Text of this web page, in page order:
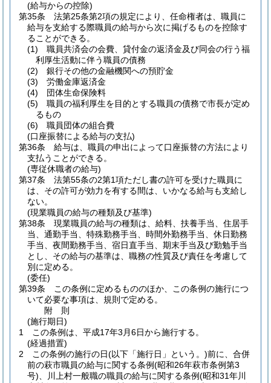
(給与からの控除)
第35条
法第25条第2項の規定により、任命権者は、職員に
給与を支給する際職員の給与から次に掲げるものを控除す
ることができる。
(1)
職員共済会の会費、貸付金の返済金及び同会の行う福
利厚生活動に伴う職員の債務
(2)
銀行その他の金融機関への預貯金
(3)
労働金庫返済金
(4)
団体生命保険料
(5)
職員の福利厚生を目的とする職員の債務で市長が定め
るもの
(6)
職員団体の組合費
(口座振替による給与の支払)
第36条
給与は、職員の申出によって口座振替の方法により
支払うことができる。
(専従休職者の給与)
第37条
法第55条の2第1項ただし書の許可を受けた職員に
は、その許可が効力を有する間は、いかなる給与も支給し
ない。
(現業職員の給与の種類及び基準)
第38条
現業職員の給与の種類は、給料、扶養手当、住居手
当、通勤手当、特殊勤務手当、時間外勤務手当、休日勤務
手当、夜間勤務手当、宿日直手当、期末手当及び勤勉手当
とし、その給与の基準は、職務の性質及び責任を考慮して
別に定める。
(委任)
第39条
この条例に定めるもののほか、この条例の施行につ
いて必要な事項は、規則で定める。
附 則
(施行期日)
1
この条例は、平成17年3月6日から施行する。
(経過措置)
2
この条例の施行の日(以下「施行日」という。)前に、合併
前の萩市職員の給与に関する条例(昭和26年萩市条例第3
号) 、川上村一般職の職員の給与に関する条例(昭和31年川